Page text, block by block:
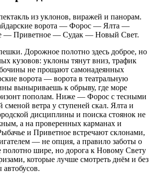
из уклонов, виражей и панорам.
ворота — Форос — Ялта —
— Приветное — Судак — Новый Свет.
Дорожное полотно здесь доброе, но
кузовов: уклоны тянут вниз, трафик
не прощают самонадеянных
ворота — ворота в театральную
выныриваешь к обрыву, где море
пополам. Ниже — Форос с тесными
сменой ветра у ступеней скал. Ялта и
дисциплины и поиска стоянок не
а на проверенных карманах и
и Приветное встречают склонами,
— не опция, а правило заботы о
полотно шире, но дорога к Новому Свету
которые лучше смотреть днём и без